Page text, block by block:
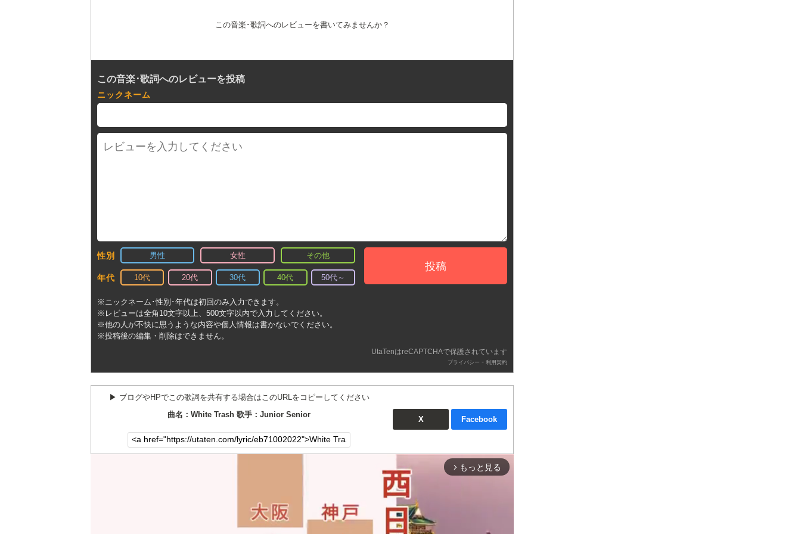
この音楽･歌詞へのレビューを書いてみませんか？
この音楽･歌詞へのレビューを投稿
ニックネーム
性別 男性 女性 その他
年代 10代 20代 30代 40代 50代～
投稿
※ニックネーム･性別･年代は初回のみ入力できます。
※レビューは全角10文字以上、500文字以内で入力してください。
※他の人が不快に思うような内容や個人情報は書かないでください。
※投稿後の編集・削除はできません。
UtaTenはreCAPTCHAで保護されています
プライバシー - 利用契約
▶︎ ブログやHPでこの歌詞を共有する場合はこのURLをコピーしてください
曲名：White Trash 歌手：Junior Senior
X Facebook
arrow_forward_ios もっと見る